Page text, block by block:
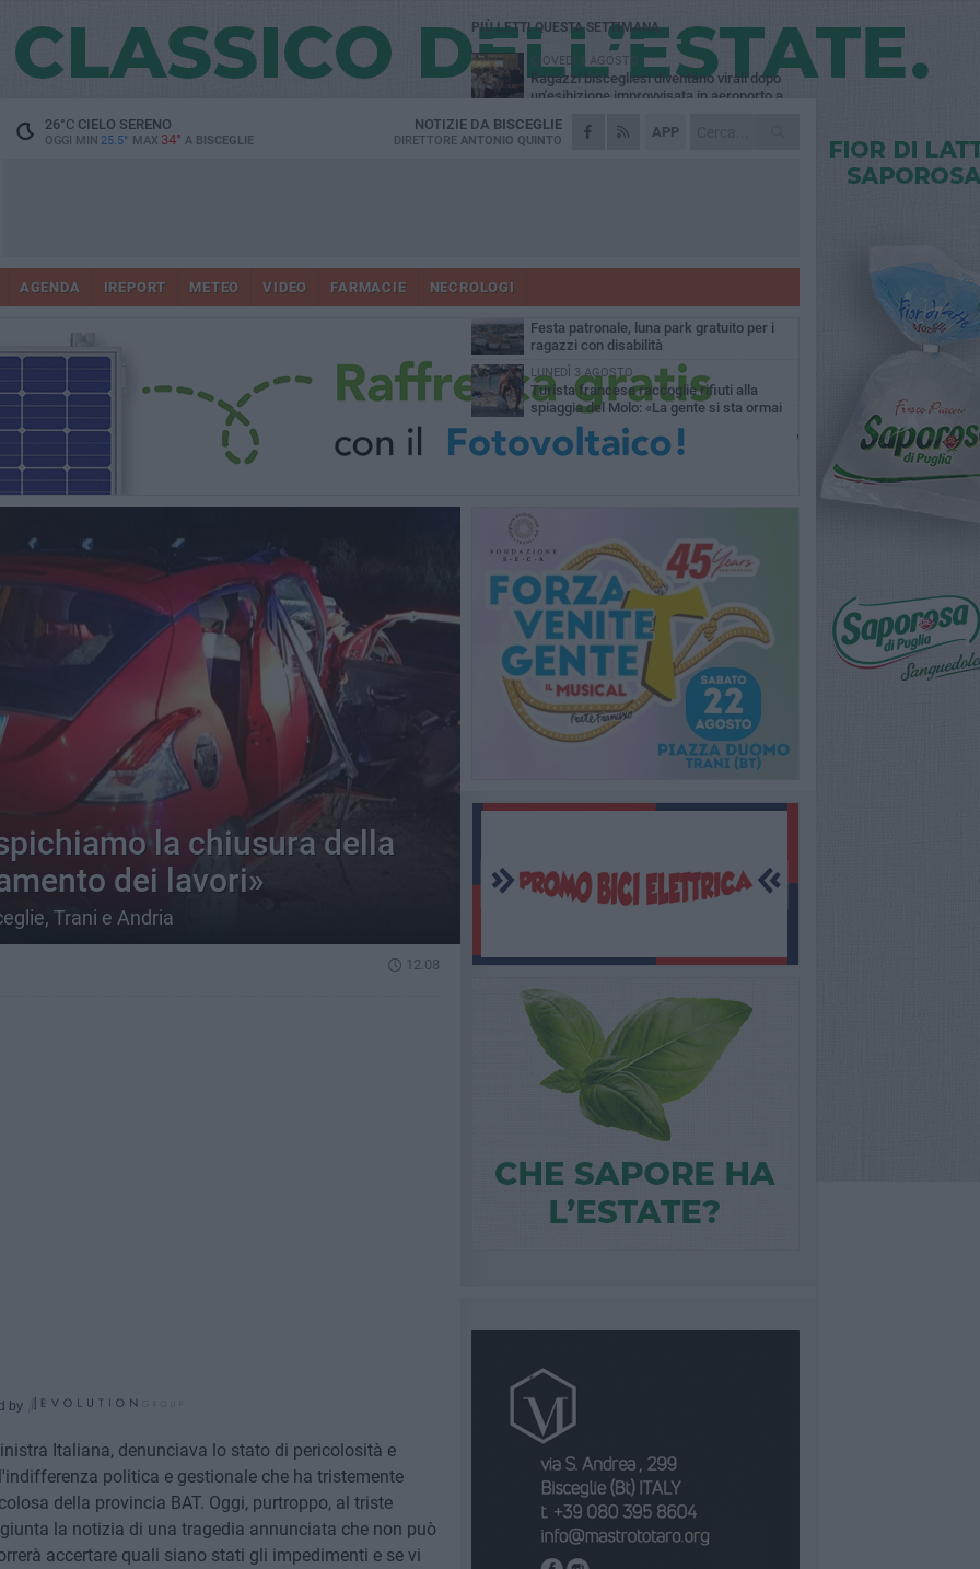
26°CCIELO SERENO
OGGI MIN 25.5° MAX 34° A BISCEGLIE
APP
NOTIZIE DA BISCEGLIE
DIRETTORE ANTONIO QUINTO
AGENDA IREPORT METEO VIDEO FARMACIE NECROLOGI
la chiusura della
dei lavori»
Trani e Andria
12.08
by
Italiana, denunciava lo stato di pericolosità e
politica e gestionale che ha tristemente
della provincia BAT. Oggi, purtroppo, al triste
la notizia di una tragedia annunciata che non può
accertare quali siano stati gli impedimenti e se vi
PIÙ LETTI QUESTA SETTIMANA
GIOVEDÌ 6 AGOSTO
Ragazzi biscegliesi diventano virali dopo
un'esibizione improvvisata in aeroporto a
MARTEDÌ 4 AGOSTO
Emergenza caldo, il Comune di Bisceglie
Due auto incendiate nella notte in via Dieta
MERCOLEDÌ 5 AGOSTO
Festa patronale, luna park gratuito per i
ragazzi con disabilità
LUNEDÌ 3 AGOSTO
Turista francese raccoglie rifiuti alla
spiaggia del Molo: «La gente si sta ormai